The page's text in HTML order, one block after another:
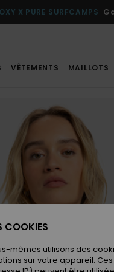
X PURE SURFCAMPS
VÊTEMENTS MAILLOTS
COOKIES
mêmes utilisons des
sur votre appareil.